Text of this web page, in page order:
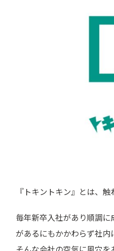
『トキントキン』とは、
毎年新卒入社があり順調
があるにもかかわらず社内